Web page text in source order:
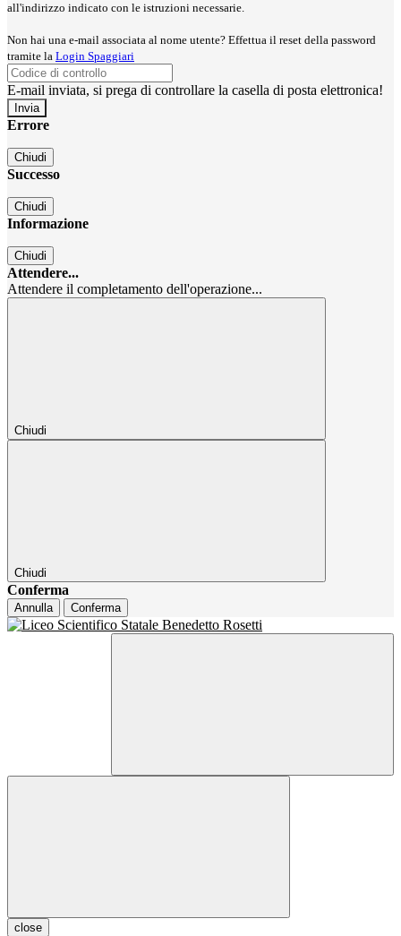
all'indirizzo indicato con le istruzioni necessarie.
Non hai una e-mail associata al nome utente? Effettua il reset della password
tramite la Login Spaggiari
E-mail inviata, si prega di controllare la casella di posta elettronica!
Errore
Chiudi
Successo
Chiudi
Informazione
Chiudi
Attendere...
Attendere il completamento dell'operazione...
Chiudi
Chiudi
Conferma
Annulla Conferma
close